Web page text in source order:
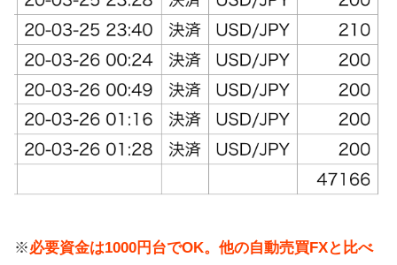
※必要資金は1000円台でOK。他の自動売買FXと比べ